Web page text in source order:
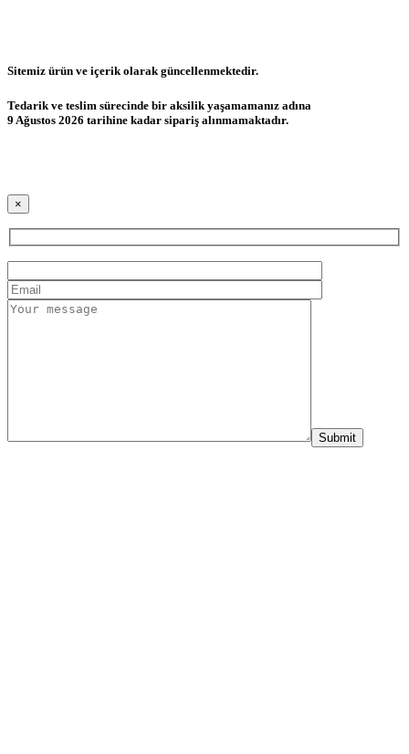
Sitemiz ürün ve içerik olarak güncellenmektedir.
Tedarik ve teslim sürecinde bir aksilik yaşamamanız adına
9 Ağustos 2026 tarihine kadar sipariş alınmamaktadır.
×